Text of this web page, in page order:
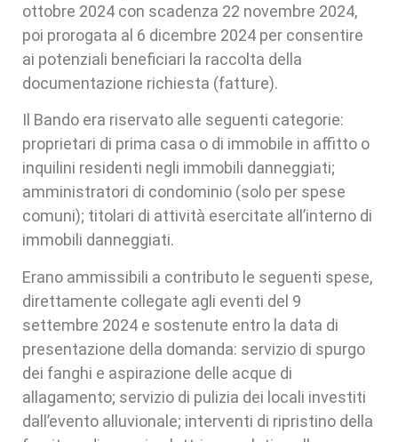
ottobre 2024 con scadenza 22 novembre 2024,
poi prorogata al 6 dicembre 2024 per consentire
ai potenziali beneficiari la raccolta della
documentazione richiesta (fatture).
Il Bando era riservato alle seguenti categorie:
proprietari di prima casa o di immobile in affitto o
inquilini residenti negli immobili danneggiati;
amministratori di condominio (solo per spese
comuni); titolari di attività esercitate all’interno di
immobili danneggiati.
Erano ammissibili a contributo le seguenti spese,
direttamente collegate agli eventi del 9
settembre 2024 e sostenute entro la data di
presentazione della domanda: servizio di spurgo
dei fanghi e aspirazione delle acque di
allagamento; servizio di pulizia dei locali investiti
dall’evento alluvionale; interventi di ripristino della